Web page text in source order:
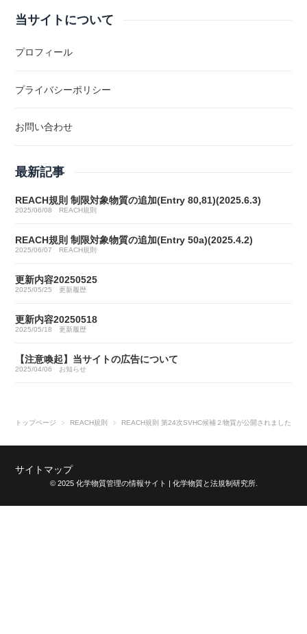
当サイトについて
プロフィール
プライバシーポリシー
お問い合わせ
最新記事
REACH規則 制限対象物質の追加(Entry 80,81)(2025.6.3)
2025/06/08 REACH規則
REACH規則 制限対象物質の追加(Entry 50a)(2025.4.2)
2025/06/07 REACH規則
更新内容20250525
2025/05/25 更新履歴
更新内容20250518
2025/05/18 更新履歴
【注意喚起】当サイトの広告について
2025/04/06 お知らせ
トップページ REACH規則 REACH規則 第24次SVHC候補２物質が公開されました
サイトマップ
© 2025 化学物質管理の情報サイト | 化学物質と法規制研究所.